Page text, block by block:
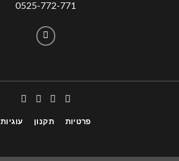
0525-772-771
פרטיות תקנון עוגיות